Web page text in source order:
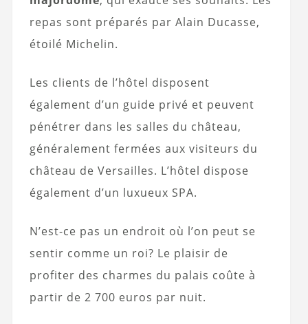
repas sont préparés par Alain Ducasse,
étoilé Michelin.
Les clients de l’hôtel disposent
également d’un guide privé et peuvent
pénétrer dans les salles du château,
généralement fermées aux visiteurs du
château de Versailles. L’hôtel dispose
également d’un luxueux SPA.
N’est-ce pas un endroit où l’on peut se
sentir comme un roi? Le plaisir de
profiter des charmes du palais coûte à
partir de 2 700 euros par nuit.